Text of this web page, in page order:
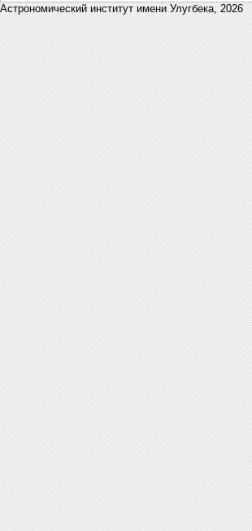
Астрономический институт имени Улугбека,2026